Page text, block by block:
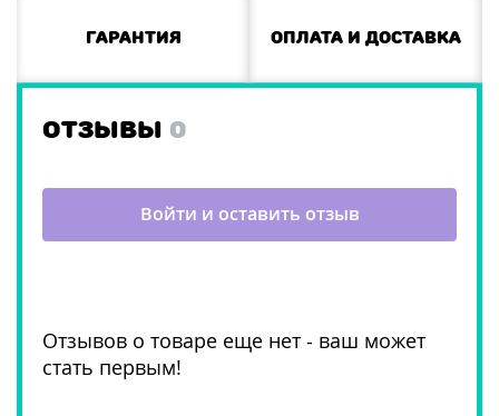
Гарантия Оплата и доставка
ОТЗЫВЫ 0
Отзывов о товаре еще нет - ваш может
стать первым!
Войти и оставить отзыв